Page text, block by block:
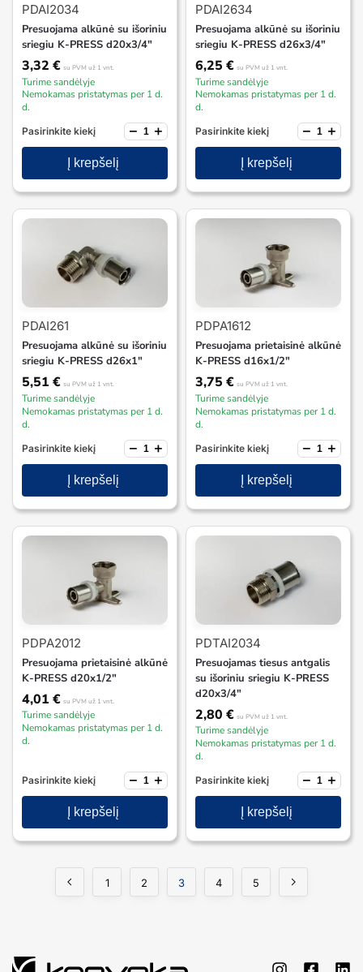
PDAI2034
Presuojama alkūnė su išoriniu
sriegiu K-PRESS d20x3/4″
3,32 € su PVM už 1 vnt.
Turime sandėlyje
Nemokamas pristatymas per 1 d.
d.
Pasirinkite kiekį − +
Į krepšelį
PDAI2634
Presuojama alkūnė su išoriniu
sriegiu K-PRESS d26x3/4″
6,25 € su PVM už 1 vnt.
Turime sandėlyje
Nemokamas pristatymas per 1 d.
d.
Pasirinkite kiekį − +
Į krepšelį
PDAI261
Presuojama alkūnė su išoriniu
sriegiu K-PRESS d26x1″
5,51 € su PVM už 1 vnt.
Turime sandėlyje
Nemokamas pristatymas per 1 d.
d.
Pasirinkite kiekį − +
Į krepšelį
PDPA1612
Presuojama prietaisinė alkūnė
K-PRESS d16x1/2″
3,75 € su PVM už 1 vnt.
Turime sandėlyje
Nemokamas pristatymas per 1 d.
d.
Pasirinkite kiekį − +
Į krepšelį
PDPA2012
Presuojama prietaisinė alkūnė
K-PRESS d20x1/2″
4,01 € su PVM už 1 vnt.
Turime sandėlyje
Nemokamas pristatymas per 1 d.
d.
Pasirinkite kiekį − +
Į krepšelį
PDTAI2034
Presuojamas tiesus antgalis
su išoriniu sriegiu K-PRESS
d20x3/4″
2,80 € su PVM už 1 vnt.
Turime sandėlyje
Nemokamas pristatymas per 1 d.
d.
Pasirinkite kiekį − +
Į krepšelį
1 2 3 4 5